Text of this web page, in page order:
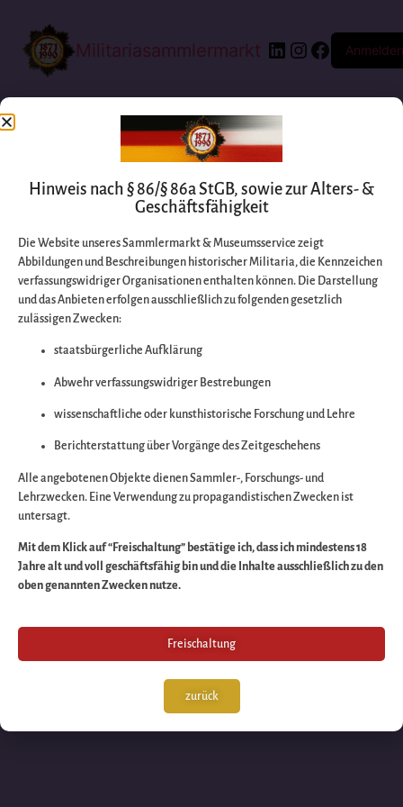
Militariasammlermarkt Anmelden
Entschuldigen Sie
bitte die
Wir arbeiten an
großartigen Sache
schauen Sie bald
wieder vorbei!
Hinweis nach § 86/§ 86a StGB, sowie zur Alters- &
Geschäftsfähigkeit
Die Website unseres Sammlermarkt & Museumsservice zeigt
Abbildungen und Beschreibungen historischer Militaria, die Kennzeichen
verfassungswidriger Organisationen enthalten können. Die Darstellung
und das Anbieten erfolgen ausschließlich zu folgenden gesetzlich
zulässigen Zwecken:
staatsbürgerliche Aufklärung
Abwehr verfassungswidriger Bestrebungen
wissenschaftliche oder kunsthistorische Forschung und Lehre
Berichterstattung über Vorgänge des Zeitgeschehens
Alle angebotenen Objekte dienen Sammler-, Forschungs- und
Lehrzwecken. Eine Verwendung zu propagandistischen Zwecken ist
untersagt.
Mit dem Klick auf “Freischaltung” bestätige ich, dass ich mindestens 18
Jahre alt und voll geschäftsfähig bin und die Inhalte ausschließlich zu den
oben genannten Zwecken nutze.
Freischaltung
zurück